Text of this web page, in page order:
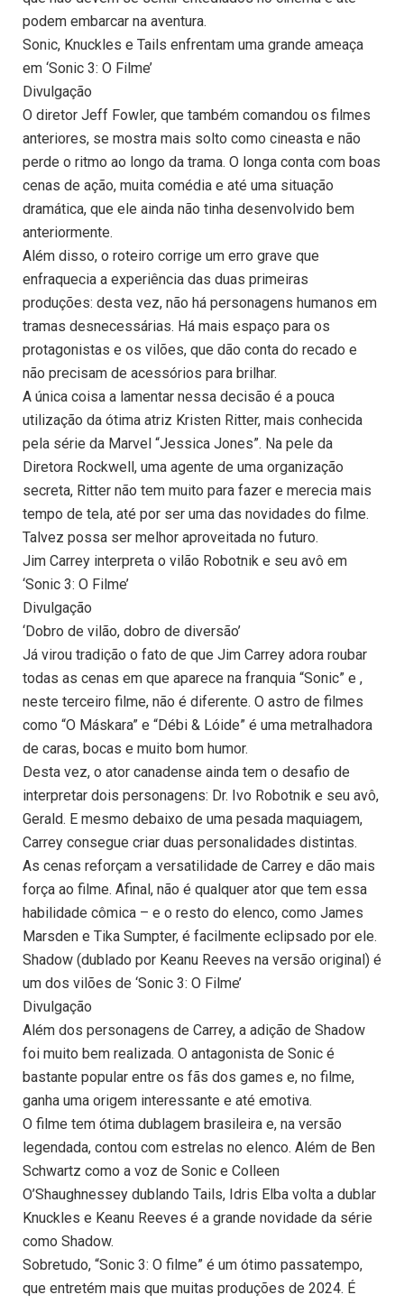
podem embarcar na aventura.
Sonic, Knuckles e Tails enfrentam uma grande ameaça
em ‘Sonic 3: O Filme’
Divulgação
O diretor Jeff Fowler, que também comandou os filmes
anteriores, se mostra mais solto como cineasta e não
perde o ritmo ao longo da trama. O longa conta com boas
cenas de ação, muita comédia e até uma situação
dramática, que ele ainda não tinha desenvolvido bem
anteriormente.
Além disso, o roteiro corrige um erro grave que
enfraquecia a experiência das duas primeiras
produções: desta vez, não há personagens humanos em
tramas desnecessárias. Há mais espaço para os
protagonistas e os vilões, que dão conta do recado e
não precisam de acessórios para brilhar.
A única coisa a lamentar nessa decisão é a pouca
utilização da ótima atriz Kristen Ritter, mais conhecida
pela série da Marvel “Jessica Jones”. Na pele da
Diretora Rockwell, uma agente de uma organização
secreta, Ritter não tem muito para fazer e merecia mais
tempo de tela, até por ser uma das novidades do filme.
Talvez possa ser melhor aproveitada no futuro.
Jim Carrey interpreta o vilão Robotnik e seu avô em
‘Sonic 3: O Filme’
Divulgação
‘Dobro de vilão, dobro de diversão’
Já virou tradição o fato de que Jim Carrey adora roubar
todas as cenas em que aparece na franquia “Sonic” e ,
neste terceiro filme, não é diferente. O astro de filmes
como “O Máskara” e “Débi & Lóide” é uma metralhadora
de caras, bocas e muito bom humor.
Desta vez, o ator canadense ainda tem o desafio de
interpretar dois personagens: Dr. Ivo Robotnik e seu avô,
Gerald. E mesmo debaixo de uma pesada maquiagem,
Carrey consegue criar duas personalidades distintas.
As cenas reforçam a versatilidade de Carrey e dão mais
força ao filme. Afinal, não é qualquer ator que tem essa
habilidade cômica – e o resto do elenco, como James
Marsden e Tika Sumpter, é facilmente eclipsado por ele.
Shadow (dublado por Keanu Reeves na versão original) é
um dos vilões de ‘Sonic 3: O Filme’
Divulgação
Além dos personagens de Carrey, a adição de Shadow
foi muito bem realizada. O antagonista de Sonic é
bastante popular entre os fãs dos games e, no filme,
ganha uma origem interessante e até emotiva.
O filme tem ótima dublagem brasileira e, na versão
legendada, contou com estrelas no elenco. Além de Ben
Schwartz como a voz de Sonic e Colleen
O’Shaughnessey dublando Tails, Idris Elba volta a dublar
Knuckles e Keanu Reeves é a grande novidade da série
como Shadow.
Sobretudo, “Sonic 3: O filme” é um ótimo passatempo,
que entretém mais que muitas produções de 2024. É